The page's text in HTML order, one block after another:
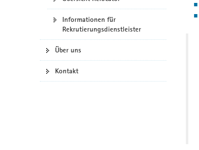
Informationen für
Rekrutierungsdienstleister
Über uns
Kontakt